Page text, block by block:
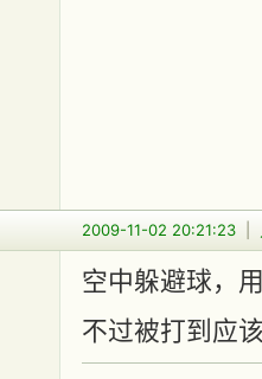
2009-11-02 20:21:23
空中躲避球，
不过被打到应